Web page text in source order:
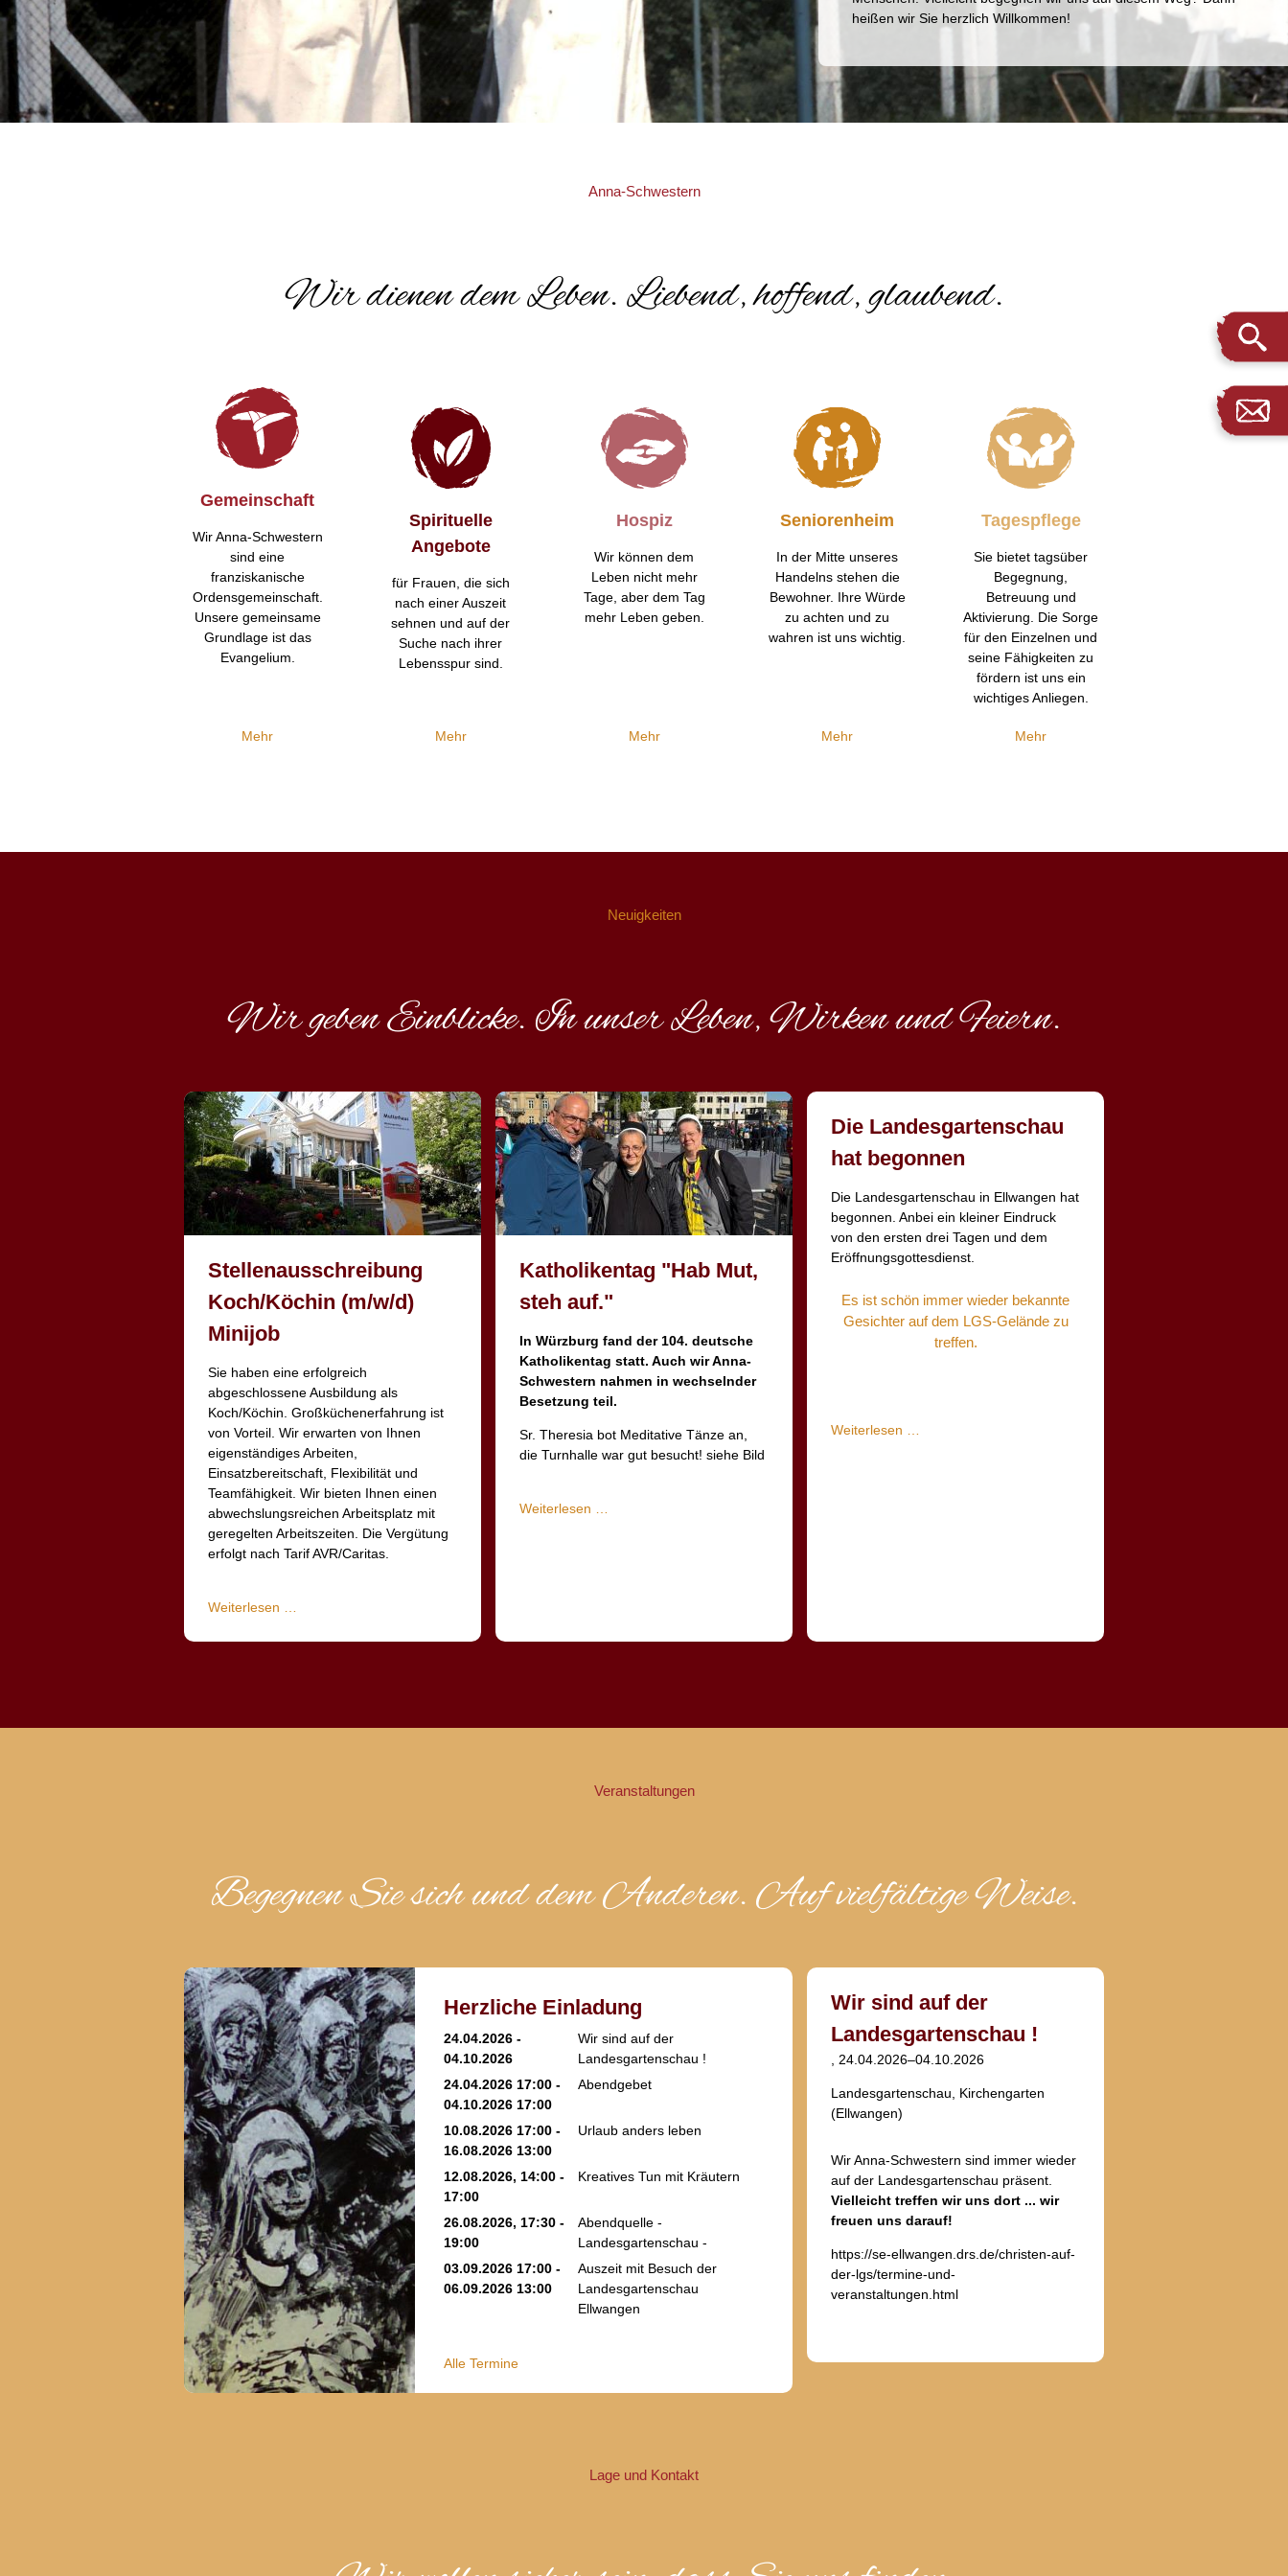
heißen wir Sie herzlich Willkommen!
Anna-Schwestern
Wir dienen dem Leben. Liebend, hoffend, glaubend.
Gemeinschaft
Wir Anna-Schwestern
sind eine
franziskanische
Ordensgemeinschaft.
Unsere gemeinsame
Grundlage ist das
Evangelium.
Mehr
Spirituelle
Angebote
für Frauen, die sich
nach einer Auszeit
sehnen und auf der
Suche nach ihrer
Lebensspur sind.
Mehr
Hospiz
Wir können dem
Leben nicht mehr
Tage, aber dem Tag
mehr Leben geben.
Mehr
Seniorenheim
In der Mitte unseres
Handelns stehen die
Bewohner. Ihre Würde
zu achten und zu
wahren ist uns wichtig.
Mehr
Tagespflege
Sie bietet tagsüber
Begegnung,
Betreuung und
Aktivierung. Die Sorge
für den Einzelnen und
seine Fähigkeiten zu
fördern ist uns ein
wichtiges Anliegen.
Mehr
Neuigkeiten
Wir geben Einblicke. In unser Leben, Wirken und Feiern.
Stellenausschreibung
Koch/Köchin (m/w/d)
Minijob
Sie haben eine erfolgreich
abgeschlossene Ausbildung als
Koch/Köchin. Großküchenerfahrung ist
von Vorteil. Wir erwarten von Ihnen
eigenständiges Arbeiten,
Einsatzbereitschaft, Flexibilität und
Teamfähigkeit. Wir bieten Ihnen einen
abwechslungsreichen Arbeitsplatz mit
geregelten Arbeitszeiten. Die Vergütung
erfolgt nach Tarif AVR/Caritas.
Weiterlesen …
(m/w/d)
Katholikentag "Hab Mut,
steh auf."
In Würzburg fand der 104. deutsche
Katholikentag statt. Auch wir Anna-
Schwestern nahmen in wechselnder
Besetzung teil.
Sr. Theresia bot Meditative Tänze an,
die Turnhalle war gut besucht! siehe Bild
Weiterlesen …
Die Landesgartenschau
hat begonnen
Die Landesgartenschau in Ellwangen hat
begonnen. Anbei ein kleiner Eindruck
von den ersten drei Tagen und dem
Eröffnungsgottesdienst.
Es ist schön immer wieder bekannte
Gesichter auf dem LGS-Gelände zu
treffen.
Weiterlesen …
Veranstaltungen
Begegnen Sie sich und dem Anderen. Auf vielfältige Weise.
Herzliche Einladung
24.04.2026 -
04.10.2026
Wir sind auf der
Landesgartenschau !
24.04.2026 17:00 -
04.10.2026 17:00
Abendgebet
10.08.2026 17:00 -
16.08.2026 13:00
Urlaub anders leben
12.08.2026, 14:00 -
17:00
Kreatives Tun mit Kräutern
26.08.2026, 17:30 -
19:00
Abendquelle -
Landesgartenschau -
03.09.2026 17:00 -
06.09.2026 13:00
Auszeit mit Besuch der
Landesgartenschau
Ellwangen
Alle Termine
Wir sind auf der
Landesgartenschau !
, 24.04.2026–04.10.2026
Landesgartenschau, Kirchengarten
(Ellwangen)
Wir Anna-Schwestern sind immer wieder
auf der Landesgartenschau präsent.
Vielleicht treffen wir uns dort ... wir
freuen uns darauf!
https://se-ellwangen.drs.de/christen-auf-
der-lgs/termine-und-
veranstaltungen.html
Lage und Kontakt